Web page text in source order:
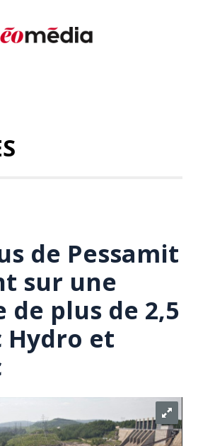
de Pessamit
sur une
de plus de 2,5
Hydro et